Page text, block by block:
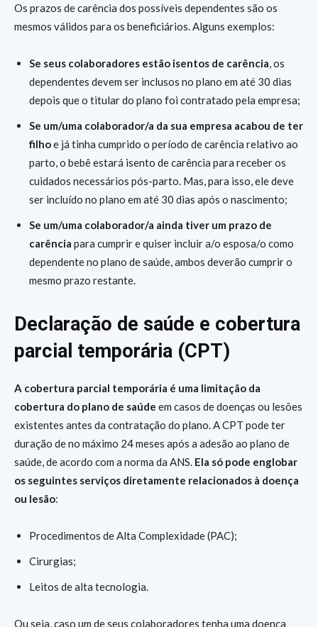
Os prazos de carência dos possíveis dependentes são os
mesmos válidos para os beneficiários. Alguns exemplos:
Se seus colaboradores estão isentos de carência , os
dependentes devem ser inclusos no plano em até 30 dias
depois que o titular do plano foi contratado pela empresa;
Se um/uma colaborador/a da sua empresa acabou de ter
filhoe já tinha cumprido o período de carência relativo ao
parto, o bebê estará isento de carência para receber os
cuidados necessários pós-parto. Mas, para isso, ele deve
ser incluído no plano em até 30 dias após o nascimento;
Se um/uma colaborador/a ainda tiver um prazo de
carência para cumprir e quiser incluir a/o esposa/o como
dependente no plano de saúde, ambos deverão cumprir o
mesmo prazo restante.
Declaração de saúde e cobertura
parcial temporária (CPT)
A cobertura parcial temporária é uma limitação da
cobertura do plano de saúde em casos de doenças ou lesões
existentes antes da contratação do plano. A CPT pode ter
duração de no máximo 24 meses após a adesão ao plano de
saúde, de acordo com a norma da ANS. Ela só pode englobar
os seguintes serviços diretamente relacionados à doença
ou lesão:
Procedimentos de Alta Complexidade (PAC);
Cirurgias;
Leitos de alta tecnologia.
Ou seja, caso um de seus colaboradores tenha uma doença